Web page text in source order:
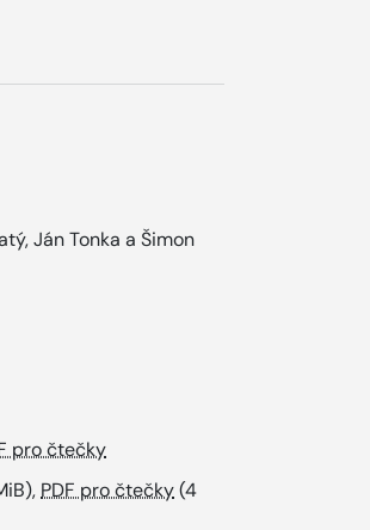
Ján Tonka a Šimon
pro čtečky
PDF pro čtečky(4